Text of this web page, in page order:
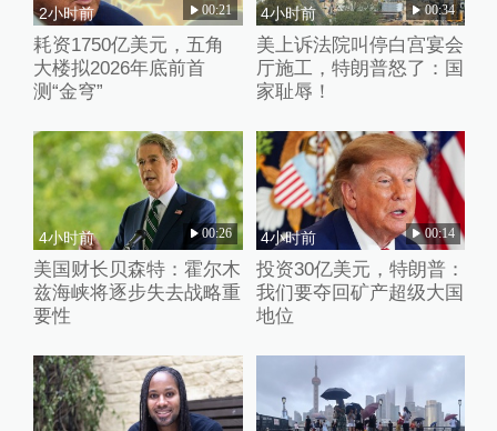
2小时前 00:21
耗资1750亿美元，五角
大楼拟2026年底前首
测“金穹”
4小时前 00:34
美上诉法院叫停白宫宴会
厅施工，特朗普怒了：国
家耻辱！
4小时前 00:26
美国财长贝森特：霍尔木
兹海峡将逐步失去战略重
要性
4小时前 00:14
投资30亿美元，特朗普：
我们要夺回矿产超级大国
地位